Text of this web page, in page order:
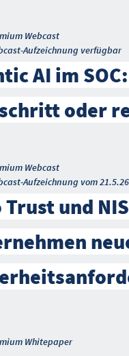
Webcast
Aufzeichnung verfügbar
AI im
oder
Webcast
Aufzeichnung vom 21.5.26
Trust und
Whitepaper